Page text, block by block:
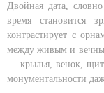
Двойная дата,
время становится
контрастирует с
между живым и
— крылья, венок, щит
монументальности